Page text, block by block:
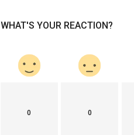
WHAT'S YOUR REACTION?
0 0